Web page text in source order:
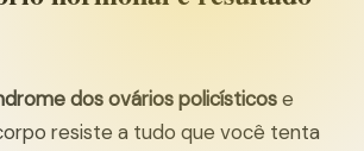
dos ovários policísticose
resiste a tudo que você tenta